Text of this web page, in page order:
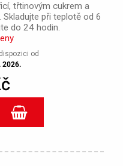
třtinovým cukrem a
při teplotě od 6
do 24 hodin.
od
2026.